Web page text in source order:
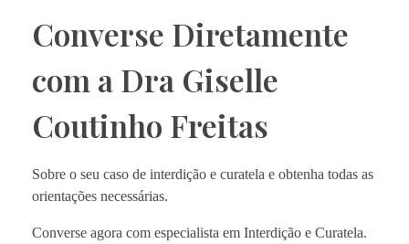
Converse Diretamente
com a Dra Giselle
Coutinho Freitas
Sobre o seu caso de interdição e curatela e obtenha todas as
orientações necessárias.
Converse agora com especialista em Interdição e Curatela.